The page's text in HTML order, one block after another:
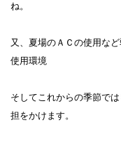
ね。
又、夏場のＡＣの使用な
使用環境
そしてこれからの季節で
担をかけます。